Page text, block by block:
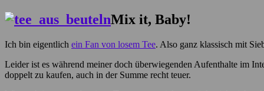
Mix it, Baby!
Ich bin eigentlich ein Fan von losem Tee. Also ganz klassisch mit
Leider ist es während meiner doch überwiegenden Aufenthalte im
doppelt zu kaufen, auch in der Summe recht teuer.